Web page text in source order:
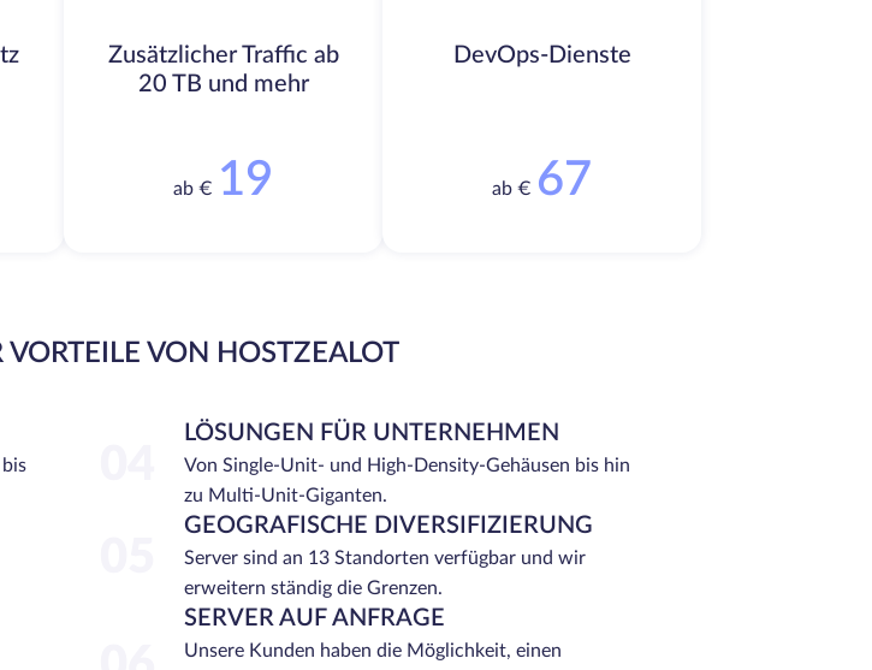
Zusätzlicher Traffic ab
20 TB und mehr
ab € 19
DevOps-Dienste
ab € 67
VORTEILE VON HOSTZEALOT
LÖSUNGEN FÜR UNTERNEHMEN
Von Single-Unit- und High-Density-Gehäusen bis hin
zu Multi-Unit-Giganten.
GEOGRAFISCHE DIVERSIFIZIERUNG
Server sind an 13 Standorten verfügbar und wir
erweitern ständig die Grenzen.
SERVER AUF ANFRAGE
Unsere Kunden haben die Möglichkeit, einen